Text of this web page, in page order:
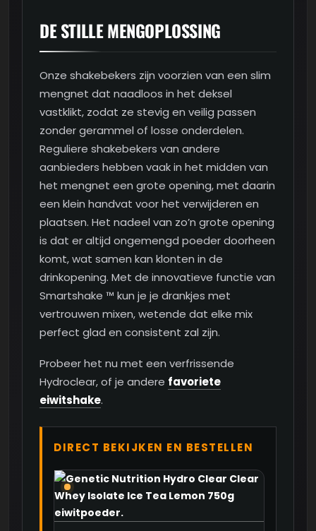
DE STILLE MENGOPLOSSING
Onze shakebekers zijn voorzien van een slim
mengnet dat naadloos in het deksel
vastklikt, zodat ze stevig en veilig passen
zonder gerammel of losse onderdelen.
Reguliere shakebekers van andere
aanbieders hebben vaak in het midden van
het mengnet een grote opening, met daarin
een klein handvat voor het verwijderen en
plaatsen. Het nadeel van zo’n grote opening
is dat er altijd ongemengd poeder doorheen
komt, wat samen kan klonten in de
drinkopening. Met de innovatieve functie van
Smartshake ™ kun je je drankjes met
vertrouwen mixen, wetende dat elke mix
perfect glad en consistent zal zijn.
Probeer het nu met een verfrissende
Hydroclear, of je andere favoriete
eiwitshake.
DIRECT BEKIJKEN EN BESTELLEN